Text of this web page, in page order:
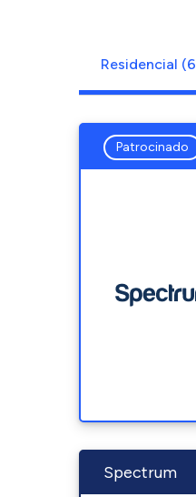
Residencial
Patrocinado
Spectrum